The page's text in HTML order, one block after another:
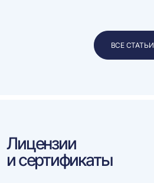
ВСЕ СТАТЬИ
Лицензии
и сертификаты